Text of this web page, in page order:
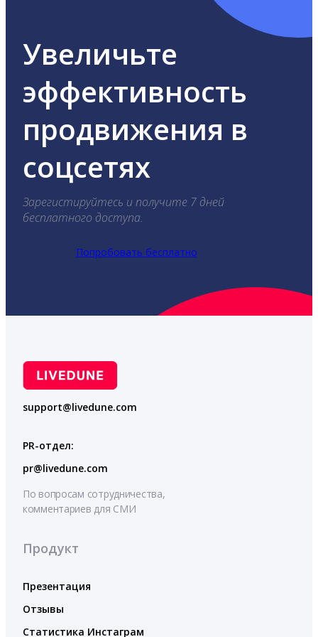
Увеличьте
эффективность
продвижения в
соцсетях
Зарегистируйтесь и получите 7 дней
бесплатного доступа.
Попробовать бесплатно
support@livedune.com
PR-отдел:
pr@livedune.com
По вопросам сотрудничества,
комментариев для СМИ
Продукт
Презентация
Отзывы
Статистика Инстаграм